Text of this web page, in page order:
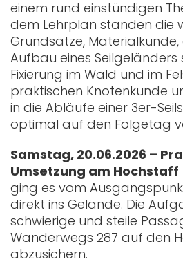
einem rund einstündigen
dem Lehrplan standen die
Grundsätze,
Aufbau eines Seilgeländers
Fixierung im Wald und im
praktischen Knotenkunde
in die Abläufe einer 3er-
optimal auf den Folgetag
Samstag, 20.06.2026 –
Umsetzung am Hochstaff
ging es vom
direkt ins Gelände. Die
schwierige und steile
Wanderwegs 287 auf den
abzusichern.